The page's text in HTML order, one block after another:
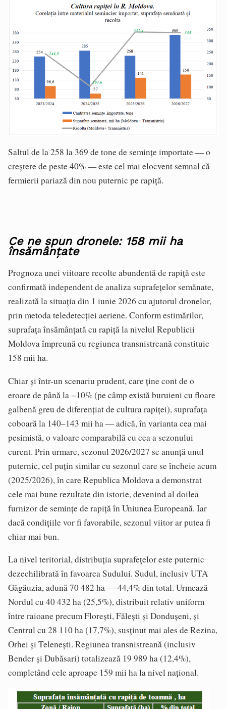
Saltul de la 258 la 369 de tone de semințe importate — o
creștere de peste 40% — este cel mai elocvent semnal că
fermierii pariază din nou puternic pe rapiță.
Ce ne spun dronele: 158 mii ha
însămânțate
Prognoza unei viitoare recolte abundentă de rapiță este
confirmată independent de analiza suprafețelor semănate,
realizată la situația din 1 iunie 2026 cu ajutorul dronelor,
prin metoda teledetecției aeriene. Conform estimărilor,
suprafața însămânțată cu rapiță la nivelul Republicii
Moldova împreună cu regiunea transnistreană constituie
158 mii ha.
Chiar și într-un scenariu prudent, care ține cont de o
eroare de până la −10% (pe câmp există buruieni cu floare
galbenă greu de diferențiat de cultura rapiței), suprafața
coboară la 140–143 mii ha — adică, în varianta cea mai
pesimistă, o valoare comparabilă cu cea a sezonului
curent. Prin urmare, sezonul 2026/2027 se anunță unul
puternic, cel puțin similar cu sezonul care se încheie acum
(2025/2026), în care Republica Moldova a demonstrat
cele mai bune rezultate din istorie, devenind al doilea
furnizor de semințe de rapiță în Uniunea Europeană. Iar
dacă condițiile vor fi favorabile, sezonul viitor ar putea fi
chiar mai bun.
La nivel teritorial, distribuția suprafețelor este puternic
dezechilibrată în favoarea Sudului. Sudul, inclusiv UTA
Găgăuzia, adună 70 482 ha — 44,4% din total. Urmează
Nordul cu 40 432 ha (25,5%), distribuit relativ uniform
între raioane precum Florești, Fălești și Dondușeni, și
Centrul cu 28 110 ha (17,7%), susținut mai ales de Rezina,
Orhei și Telenești. Regiunea transnistreană (inclusiv
Bender și Dubăsari) totalizează 19 989 ha (12,4%),
completând cele aproape 159 mii ha la nivel național.